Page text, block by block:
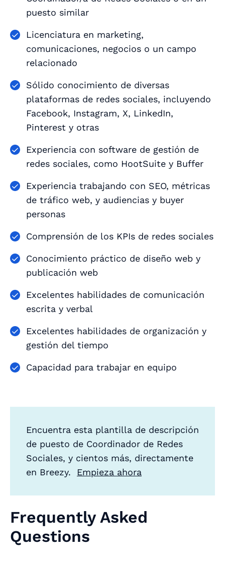
puesto similar
Licenciatura en marketing,
comunicaciones, negocios o un campo
relacionado
Sólido conocimiento de diversas
plataformas de redes sociales, incluyendo
Facebook, Instagram, X, LinkedIn,
Pinterest y otras
Experiencia con software de gestión de
redes sociales, como HootSuite y Buffer
Experiencia trabajando con SEO, métricas
de tráfico web, y audiencias y buyer
personas
Comprensión de los KPIs de redes sociales
Conocimiento práctico de diseño web y
publicación web
Excelentes habilidades de comunicación
escrita y verbal
Excelentes habilidades de organización y
gestión del tiempo
Capacidad para trabajar en equipo
Encuentra esta plantilla de descripción
de puesto de Coordinador de Redes
Sociales, y cientos más, directamente
en Breezy. Empieza ahora
Frequently Asked
Questions